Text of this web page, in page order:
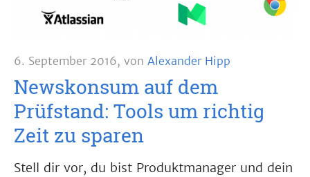
6. September 2016, von Alexander Hipp
Newskonsum auf dem
Prüfstand: Tools um richtig
Zeit zu sparen
Stell dir vor, du bist Produktmanager und dein